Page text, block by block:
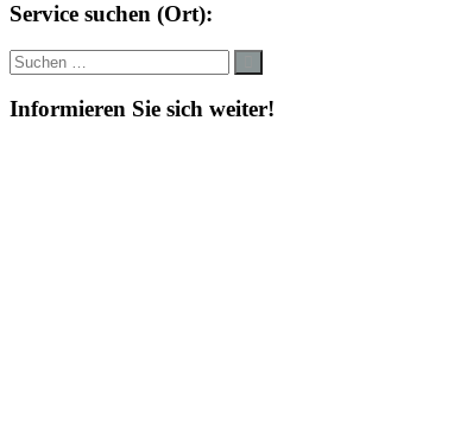
Service suchen (Ort):
Suche
nach:
Informieren Sie sich weiter!